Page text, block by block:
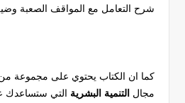
شرح التعامل مع المواقف الصعبة
كما ان الكتاب يحتوي على مجموعة
مجالالتنمية البشرية التي ستساعدك